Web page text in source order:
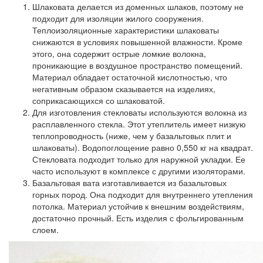
Шлаковата делается из доменных шлаков, поэтому не
подходит для изоляции жилого сооружения.
Теплоизоляционные характеристики шлаковаты
снижаются в условиях повышенной влажности. Кроме
этого, она содержит острые ломкие волокна,
проникающие в воздушное пространство помещений.
Материал обладает остаточной кислотностью, что
негативным образом сказывается на изделиях,
соприкасающихся со шлаковатой.
Для изготовления стекловаты используются волокна из
расплавленного стекла. Этот утеплитель имеет низкую
теплопроводность (ниже, чем у базальтовых плит и
шлаковаты). Водопоглощение равно 0,550 кг на квадрат.
Стекловата подходит только для наружной укладки. Ее
часто используют в комплексе с другими изоляторами.
Базальтовая вата изготавливается из базальтовых
горных пород. Она подходит для внутреннего утепления
потолка. Материал устойчив к внешним воздействиям,
достаточно прочный. Есть изделия с фольгированным
слоем.